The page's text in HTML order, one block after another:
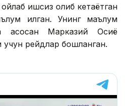
ишсиз қолиб кетаётган
қилган. Унинг маълум
асосан Марказий Осиё
учун рейдлар бошланган.